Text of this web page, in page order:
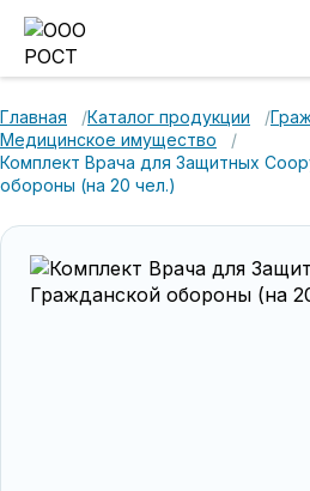
Главная Каталог продукции
Медицинское имущество
Комплект Врача для Защитных
обороны (на 20 чел.)